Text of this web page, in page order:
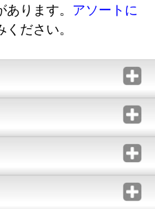
ります。 アソートに
ださい。